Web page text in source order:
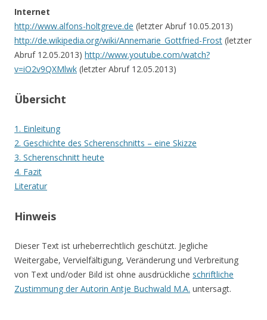
Internet
http://www.alfons-holtgreve.de (letzter Abruf 10.05.2013)
http://de.wikipedia.org/wiki/Annemarie_Gottfried-Frost (letzter
Abruf 12.05.2013) http://www.youtube.com/watch?
v=iO2v9QXMlwk (letzter Abruf 12.05.2013)
Übersicht
1. Einleitung
2. Geschichte des Scherenschnitts – eine Skizze
3. Scherenschnitt heute
4. Fazit
Literatur
Hinweis
Dieser Text ist urheberrechtlich geschützt. Jegliche
Weitergabe, Vervielfältigung, Veränderung und Verbreitung
von Text und/oder Bild ist ohne ausdrückliche schriftliche
Zustimmung der Autorin Antje Buchwald M.A. untersagt.